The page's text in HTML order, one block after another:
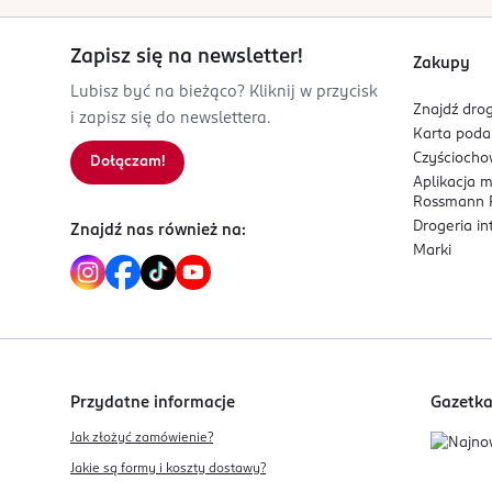
PL-Polska
Kod EAN
5 906395 822836
Zapisz się na newsletter!
Lubisz być na bieżąco? Kliknij w przycisk
i zapisz się do newslettera.
Dołączam!
Znajdź nas również na:
Zakupy
Znajdź
Karta
Aplikacja
Rossmann
Drogeria
Marki
Przydatne informacje
Jak złożyć zamówienie?
Jakie są formy i koszty dostawy?
Gazetka